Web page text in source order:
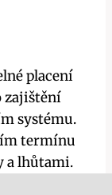
placení
zajištění
systému.
termínu
a lhůtami.